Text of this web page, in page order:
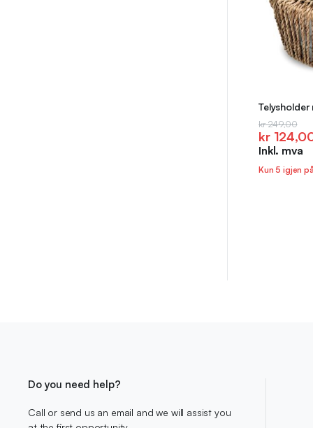
Telysholder
kr249,00
pris
var:
kr
kr
pris
er:
kr
Inkl. mva
Kun 5 igjen
Do you need help?
Call or send us an email and we will assist you